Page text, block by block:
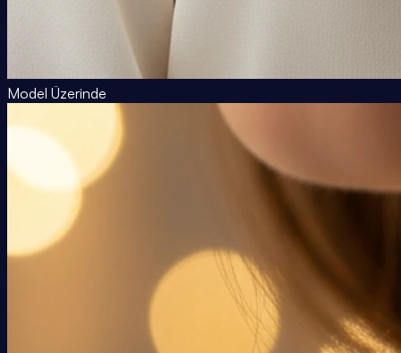
Model Üzerinde